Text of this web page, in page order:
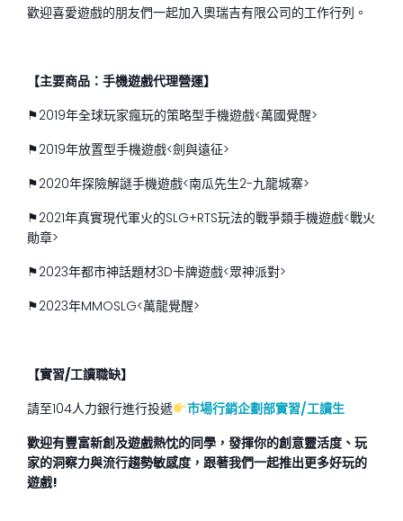
歡迎喜愛遊戲的朋友們一起加入奧瑞吉有限公司的工作行列。
【主要商品：手機遊戲代理營運】
⚑2019年全球玩家瘋玩的策略型手機遊戲<萬國覺醒>
⚑2019年放置型手機遊戲<劍與遠征>
⚑2020年探險解謎手機遊戲<南瓜先生2-九龍城寨>
⚑2021年真實現代軍火的SLG+RTS玩法的戰爭類手機遊戲<戰火
勛章>
⚑2023年都市神話題材3D卡牌遊戲<眾神派對>
⚑2023年MMOSLG<萬龍覺醒>
【實習/工讀職缺】
請至104人力銀行進行投遞
市場行銷企劃部實習/工讀生
歡迎有豐富新創及遊戲熱忱的同學，發揮你的創意靈活度、玩
家的洞察力與流行趨勢敏感度，跟著我們一起推出更多好玩的
遊戲!